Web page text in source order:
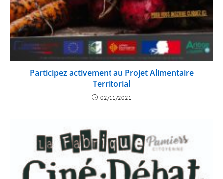
Participez activement au Projet Alimentaire
Territorial
02/11/2021